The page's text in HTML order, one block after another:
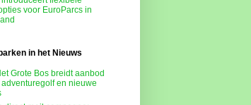
voor EuroParcs in
in het Nieuws
Grote Bos breidt aanbod
adventuregolf en nieuwe